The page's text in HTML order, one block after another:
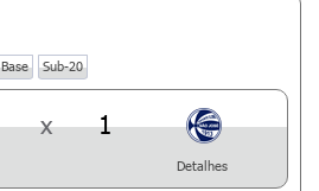
Base Sub-20
x 1
Detalhes